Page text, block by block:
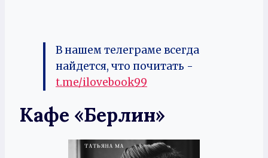
В нашем телеграме всегда
найдется, что почитать -
t.me/ilovebook99
Кафе «Берлин»